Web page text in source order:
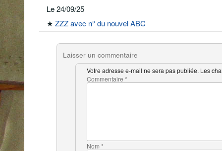
Le 24/09/25
★ ZZZ avec n° du nouvel ABC
Laisser un commentaire
Votre adresse e-mail ne sera pas publiée. Les
Commentaire*
Nom*